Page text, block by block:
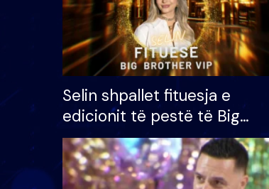
Selin shpallet fituesja e
edicionit të pestë të Big
Brother VIP, rrëmben
çmimin e madh prej 100
mijë eurosh